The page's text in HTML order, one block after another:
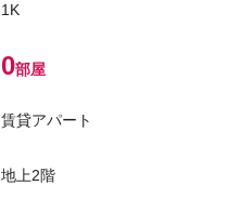
1K
0部屋
賃貸アパート
地上2階